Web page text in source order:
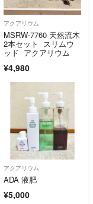
アクアリウム
MSRW-7760 天然流木
2本セット スリムウ
ッド アクアリウム
¥4,980
アクアリウム
ADA 液肥
¥5,000